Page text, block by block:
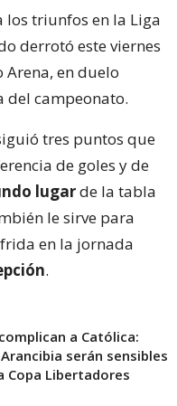
los triunfos en la Liga
derrotó este viernes
Arena, en duelo
del campeonato.
tres puntos que
de goles y de
lugarde la tabla
le sirve para
en la jornada
.
a Católica:
serán sensibles
Copa Libertadores